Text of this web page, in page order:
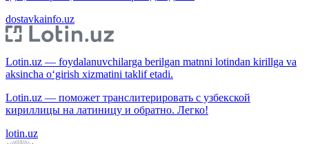
dostavkainfo.uz
Lotin.uz — foydalanuvchilarga berilgan matnni lotindan kirillga va
aksincha o‘girish xizmatini taklif etadi.
Lotin.uz — поможет транслитерировать с узбекской
кириллицы на латиницу и обратно. Легко!
lotin.uz